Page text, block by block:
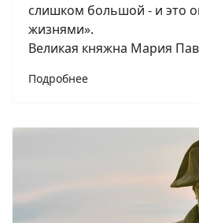
слишком большой - и это
жизнями».
Великая княжна Мария
Подробнее